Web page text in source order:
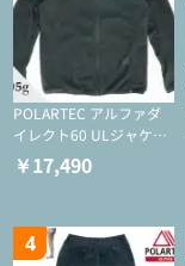
POLARTEC アルファダ
イレクト60 ULジャケッ
ト（登山/ミドルレイヤ
ー/化繊ジャケット）
￥17,490
4